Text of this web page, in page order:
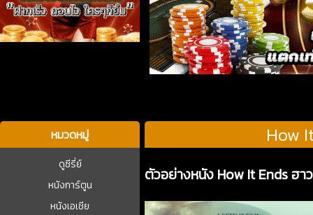
หมวดหมู่
ดูซีรี่ย์
หนังการ์ตูน
หนังเอเชีย
How
ตัวอย่างหนัง How It Ends ฮ